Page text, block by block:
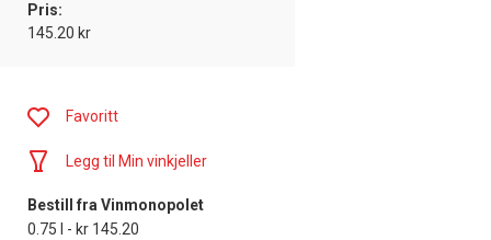
Pris:
145.20 kr
Favoritt
Legg til Min vinkjeller
Bestill fra Vinmonopolet
0.75 l - kr 145.20